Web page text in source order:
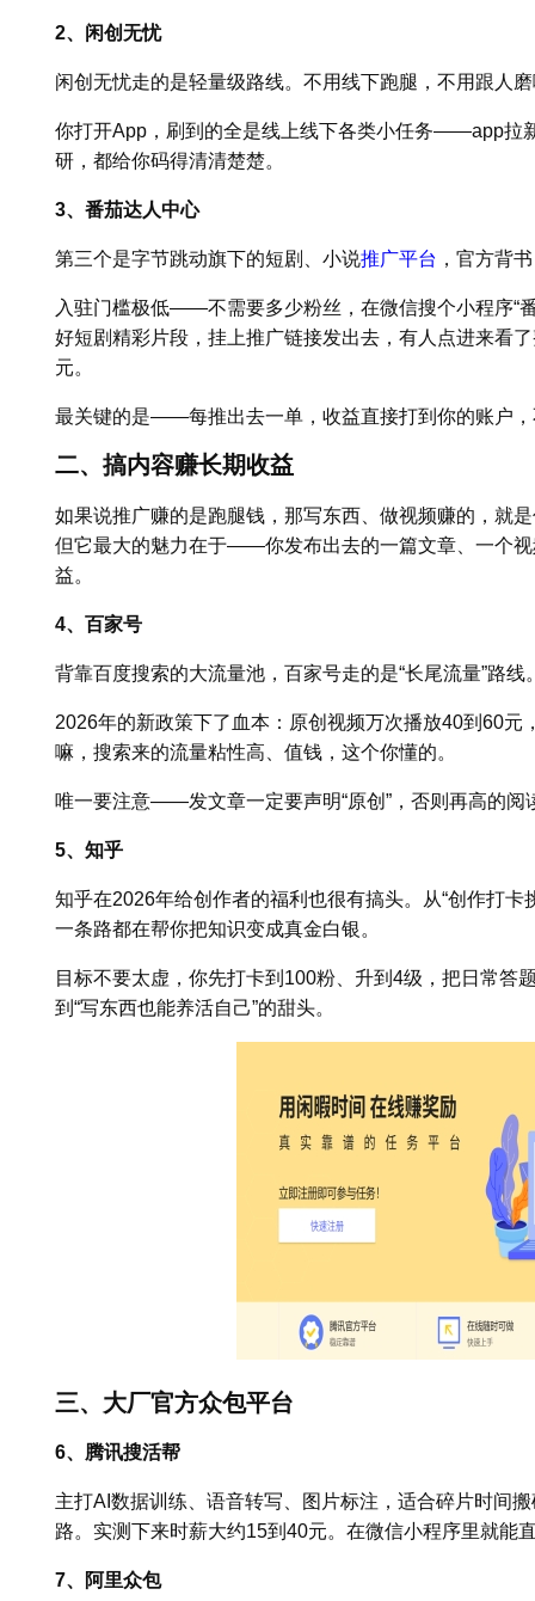
2、闲创无忧
闲创无忧走的是轻量级路线。不用线下跑腿，不用跟人
你打开App，刷到的全是线上线下各类小任务——app拉
研，都给你码得清清楚楚。
3、番茄达人中心
第三个是字节跳动旗下的短剧、小说推广平台 ，官方背
入驻门槛极低——不需要多少粉丝，在微信搜个小程序“
好短剧精彩片段，挂上推广链接发出去，有人点进来看
元。
最关键的是——每推出去一单，收益直接打到你的账户，
二、搞内容赚长期收益
如果说推广赚的是跑腿钱，那写东西、做视频赚的，就
但它最大的魅力在于——你发布出去的一篇文章、一个
益。
4、百家号
背靠百度搜索的大流量池，百家号走的是“长尾流量”路线
2026年的新政策下了血本：原创视频万次播放40到60元
嘛，搜索来的流量粘性高、值钱，这个你懂的。
唯一要注意——发文章一定要声明“原创”，否则再高的阅
5、知乎
知乎在2026年给创作者的福利也很有搞头。从“创作打
一条路都在帮你把知识变成真金白银。
目标不要太虚，你先打卡到100粉、升到4级，把日常答
到“写东西也能养活自己”的甜头。
三、大厂官方众包平台
6、腾讯搜活帮
主打AI数据训练、语音转写、图片标注，适合碎片时间
路。实测下来时薪大约15到40元。在微信小程序里就能
7、阿里众包